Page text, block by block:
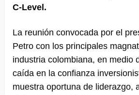
C-Level.
La reunión convocada por el
Petro con los principales
industria colombiana, en medio
caída en la confianza
muestra oportuna de liderazgo,